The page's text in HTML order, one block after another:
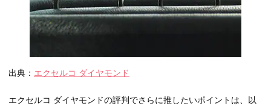
出典： エクセルコ ダイヤモンド
エクセルコ ダイヤモンドの評判でさらに推したいポイントは、以